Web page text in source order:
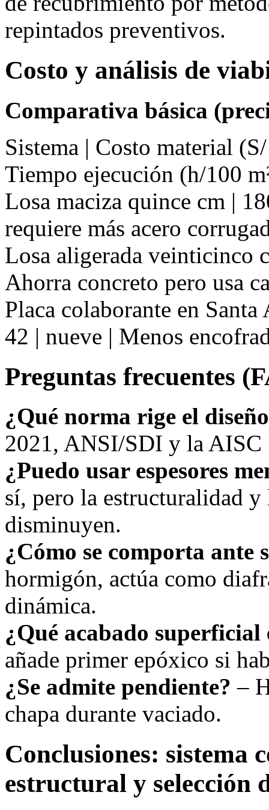
repintados preventivos.
Costo y análisis de
Comparativa básica
Sistema | Costo material
Tiempo ejecución (h/100
Losa maciza quince cm |
requiere más acero
Losa aligerada veinticinco
Ahorra concreto pero usa
Placa colaborante en
42 | nueve | Menos
Preguntas frecuentes
¿Qué norma rige el
2021, ANSI/SDI y la AISC
¿Puedo usar espesores
sí, pero la estructuralidad
disminuyen.
¿Cómo se comporta ante
hormigón, actúa como
dinámica.
¿Qué acabado superficial
añade primer epóxico si
¿Se admite pendiente? –
chapa durante vaciado.
Conclusiones: sistema
estructural y selección